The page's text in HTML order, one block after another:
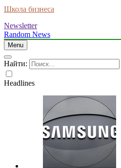
Школа бизнеса
Newsletter
Random News
Menu
Найти:
Headlines